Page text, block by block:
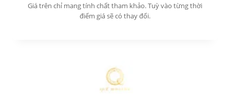
Giá trên chỉ mang tính chất tham khảo. Tuỳ vào từng thời
điểm giá sẽ có thay đổi.